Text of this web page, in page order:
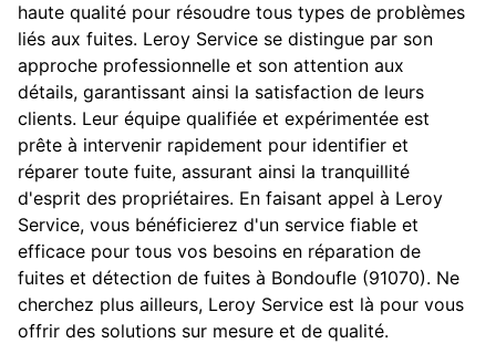
haute qualité pour résoudre tous types de problèmes
liés aux fuites. Leroy Service se distingue par son
approche professionnelle et son attention aux
détails, garantissant ainsi la satisfaction de leurs
clients. Leur équipe qualifiée et expérimentée est
prête à intervenir rapidement pour identifier et
réparer toute fuite, assurant ainsi la tranquillité
d'esprit des propriétaires. En faisant appel à Leroy
Service, vous bénéficierez d'un service fiable et
efficace pour tous vos besoins en réparation de
fuites et détection de fuites à Bondoufle (91070). Ne
cherchez plus ailleurs, Leroy Service est là pour vous
offrir des solutions sur mesure et de qualité.